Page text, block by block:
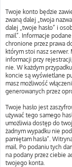
Twoje konto będzie
zwaną dalej „twoja
dalej „twoje hasło” i
mail”. Informacje
chronione przez prawa
którym stoi nasz
informacji przy
nie. W każdym
koncie są wyświetlane
masz możliwość
generowanych przez
Twoje hasło jest
używać tego samego
umożliwia dostęp do
żadnym wypadku nie
pamiętam hasła”.
mail. Po podaniu tych
na podany przez ciebie
twojego konta.